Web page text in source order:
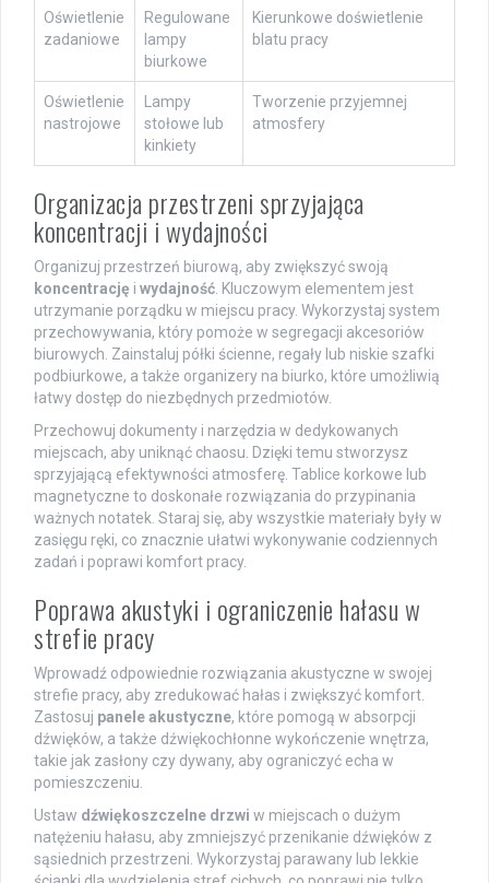
Oświetlenie
zadaniowe
Regulowane
lampy
biurkowe
Kierunkowe doświetlenie
blatu pracy
Oświetlenie
nastrojowe
Lampy
stołowe lub
kinkiety
Tworzenie przyjemnej
atmosfery
Organizacja przestrzeni sprzyjająca
koncentracji i wydajności
Organizuj przestrzeń biurową, aby zwiększyć swoją
koncentrację i wydajność . Kluczowym elementem jest
utrzymanie porządku w miejscu pracy. Wykorzystaj system
przechowywania, który pomoże w segregacji akcesoriów
biurowych. Zainstaluj półki ścienne, regały lub niskie szafki
podbiurkowe, a także organizery na biurko, które umożliwią
łatwy dostęp do niezbędnych przedmiotów.
Przechowuj dokumenty i narzędzia w dedykowanych
miejscach, aby uniknąć chaosu. Dzięki temu stworzysz
sprzyjającą efektywności atmosferę. Tablice korkowe lub
magnetyczne to doskonałe rozwiązania do przypinania
ważnych notatek. Staraj się, aby wszystkie materiały były w
zasięgu ręki, co znacznie ułatwi wykonywanie codziennych
zadań i poprawi komfort pracy.
Poprawa akustyki i ograniczenie hałasu w
strefie pracy
Wprowadź odpowiednie rozwiązania akustyczne w swojej
strefie pracy, aby zredukować hałas i zwiększyć komfort.
Zastosuj panele akustyczne, które pomogą w absorpcji
dźwięków, a także dźwiękochłonne wykończenie wnętrza,
takie jak zasłony czy dywany, aby ograniczyć echa w
pomieszczeniu.
Ustaw dźwiękoszczelne drzwi w miejscach o dużym
natężeniu hałasu, aby zmniejszyć przenikanie dźwięków z
sąsiednich przestrzeni. Wykorzystaj parawany lub lekkie